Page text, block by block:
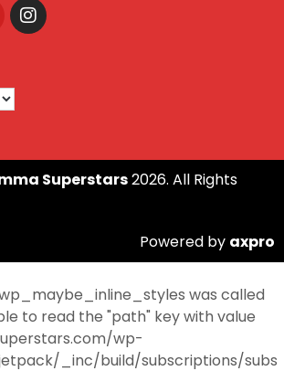
Superstars2026. All Rights
Powered by axpro
was called
to read the "path" key with value
wp-
_inc/build/subscriptions/subs